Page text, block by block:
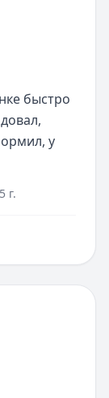
быстро
у
г.